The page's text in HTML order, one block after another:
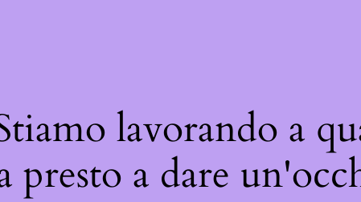
lavorando a
presto a dare